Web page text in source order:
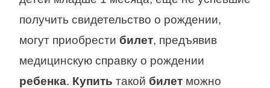
получить свидетельство о рождении,
могут приобрести билет, предъявив
медицинскую справку о рождении
ребенка. Купить такой билет можно